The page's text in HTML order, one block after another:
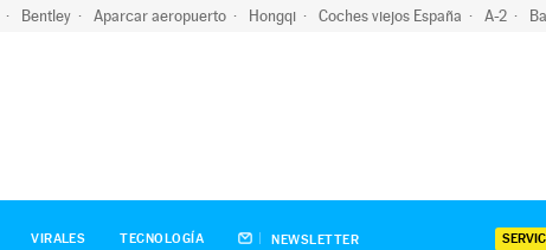
Bentley Aparcar aeropuerto Hongqi Coches viejos España A-2
VIRALES TECNOLOGÍA NEWSLETTER